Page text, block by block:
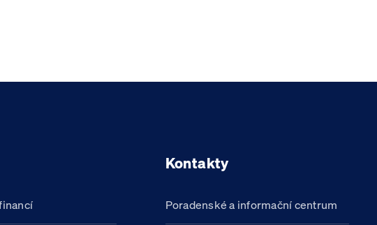
Kontakty
Poradenské a informační centrum